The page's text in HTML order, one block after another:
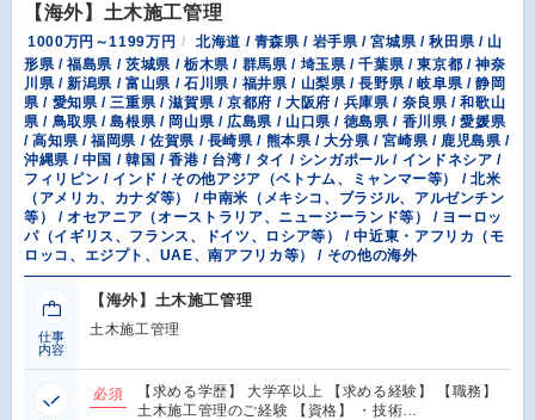
【海外】土木施工管理
1000万円～1199万円
北海道 / 青森県 / 岩手県 / 宮城県 / 秋田県 / 山
形県 / 福島県 / 茨城県 / 栃木県 / 群馬県 / 埼玉県 / 千葉県 / 東京都 / 神奈
川県 / 新潟県 / 富山県 / 石川県 / 福井県 / 山梨県 / 長野県 / 岐阜県 / 静岡
県 / 愛知県 / 三重県 / 滋賀県 / 京都府 / 大阪府 / 兵庫県 / 奈良県 / 和歌山
県 / 鳥取県 / 島根県 / 岡山県 / 広島県 / 山口県 / 徳島県 / 香川県 / 愛媛県
/ 高知県 / 福岡県 / 佐賀県 / 長崎県 / 熊本県 / 大分県 / 宮崎県 / 鹿児島県 /
沖縄県 / 中国 / 韓国 / 香港 / 台湾 / タイ / シンガポール / インドネシア /
フィリピン / インド / その他アジア（ベトナム、ミャンマー等） / 北米
（アメリカ、カナダ等） / 中南米（メキシコ、ブラジル、アルゼンチン
等） / オセアニア（オーストラリア、ニュージーランド等） / ヨーロッ
パ（イギリス、フランス、ドイツ、ロシア等） / 中近東・アフリカ（モ
ロッコ、エジプト、UAE、南アフリカ等） / その他の海外
仕事
内容
【海外】土木施工管理
土木施工管理
必須
【求める学歴】 大学卒以上 【求める経験】 【職務】
土木施工管理のご経験 【資格】 ・技術…